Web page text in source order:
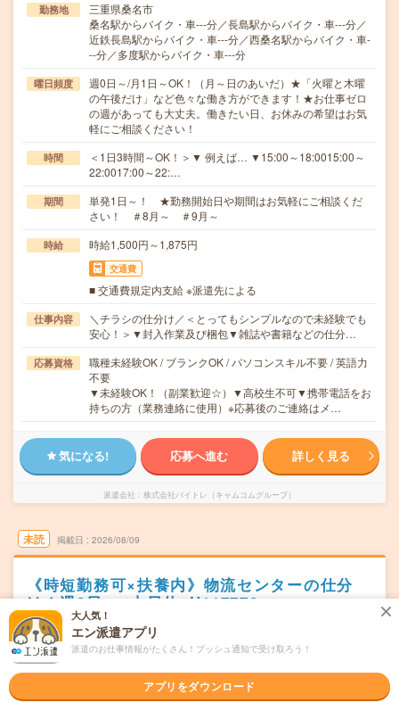
勤務地
三重県桑名市
桑名駅からバイク・車---分／長島駅からバイク・車---分／
近鉄長島駅からバイク・車---分／西桑名駅からバイク・車-
--分／多度駅からバイク・車---分
曜日頻度
週0日～/月1日～OK！（月～日のあいだ）★「火曜と木曜
の午後だけ」など色々な働き方ができます！★お仕事ゼロ
の週があっても大丈夫。働きたい日、お休みの希望はお気
軽にご相談ください！
時間
＜1日3時間～OK！＞▼ 例えば… ▼15:00～18:0015:00～
22:0017:00～22:…
期間
単発1日～！ ★勤務開始日や期間はお気軽にご相談くだ
さい！ ＃8月～ ＃9月～
時給 時給1,500円～1,875円
交通費
■ 交通費規定内支給 ※派遣先による
仕事内容
＼チラシの仕分け／＜とってもシンプルなので未経験でも
安心！＞▼封入作業及び梱包▼雑誌や書籍などの仕分…
応募資格
職種未経験OK / ブランクOK / パソコンスキル不要 / 英語力
不要
▼未経験OK！（副業歓迎☆）▼高校生不可▼携帯電話をお
持ちの方（業務連絡に使用）※応募後のご連絡はメ…
気になる! 応募へ進む 詳しく見る
派遣会社 株式会社バイトレ（キャムコムグループ）
未読 掲載日 2026/08/09
《時短勤務可×扶養内》物流センターの仕分
け！週3日～○土日休_H117770
職種未経験OK 交通費別途支給あり
WEB登録OK 派遣
三重県桑名市
桑名駅から車15分／多度駅から車10分
大人気！
エン派遣アプリ
派遣のお仕事情報がたくさん！プッシュ通知で受け取ろう！
アプリをダウンロード